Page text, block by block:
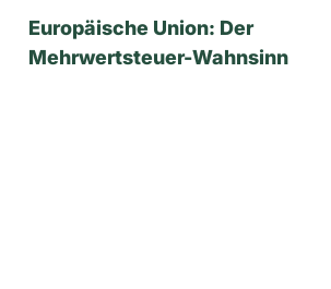
Europäische Union: Der
Mehrwertsteuer-Wahnsinn